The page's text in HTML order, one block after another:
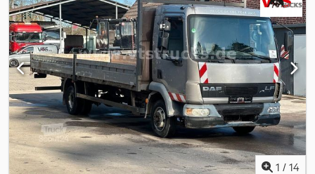
NL73RABO0393310655 Hızlı kod: RABONL2U - İşlemden önce
banka bilgilerimizi her zaman kontrol edin! - Araçların
rezervasyonu, depozito ödenmeden mümkün değildir. - Yazım ve
içerik hataları, sunulan tüm araçlar için geçerlidir.
1 / 14